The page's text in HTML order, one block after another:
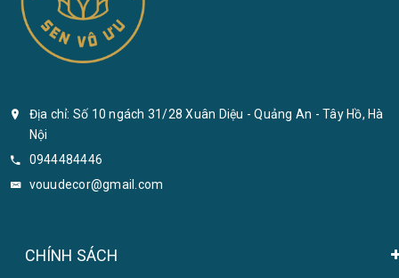
Địa chỉ: Số 10 ngách 31/28 Xuân Diệu - Quảng An - Tây Hồ, Hà
Nội
0944484446
vouudecor@gmail.com
CHÍNH SÁCH